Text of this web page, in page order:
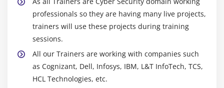
professionals so they are having many live projects,
trainers will use these projects during training
sessions.
All our Trainers are working with companies such
as Cognizant, Dell, Infosys, IBM, L&T InfoTech, TCS,
HCL Technologies, etc.